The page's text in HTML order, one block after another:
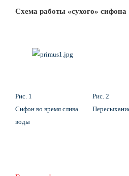
Схема работы «сухого» сифона
Рис. 1
Сифон во время слива
воды
Рис. 2